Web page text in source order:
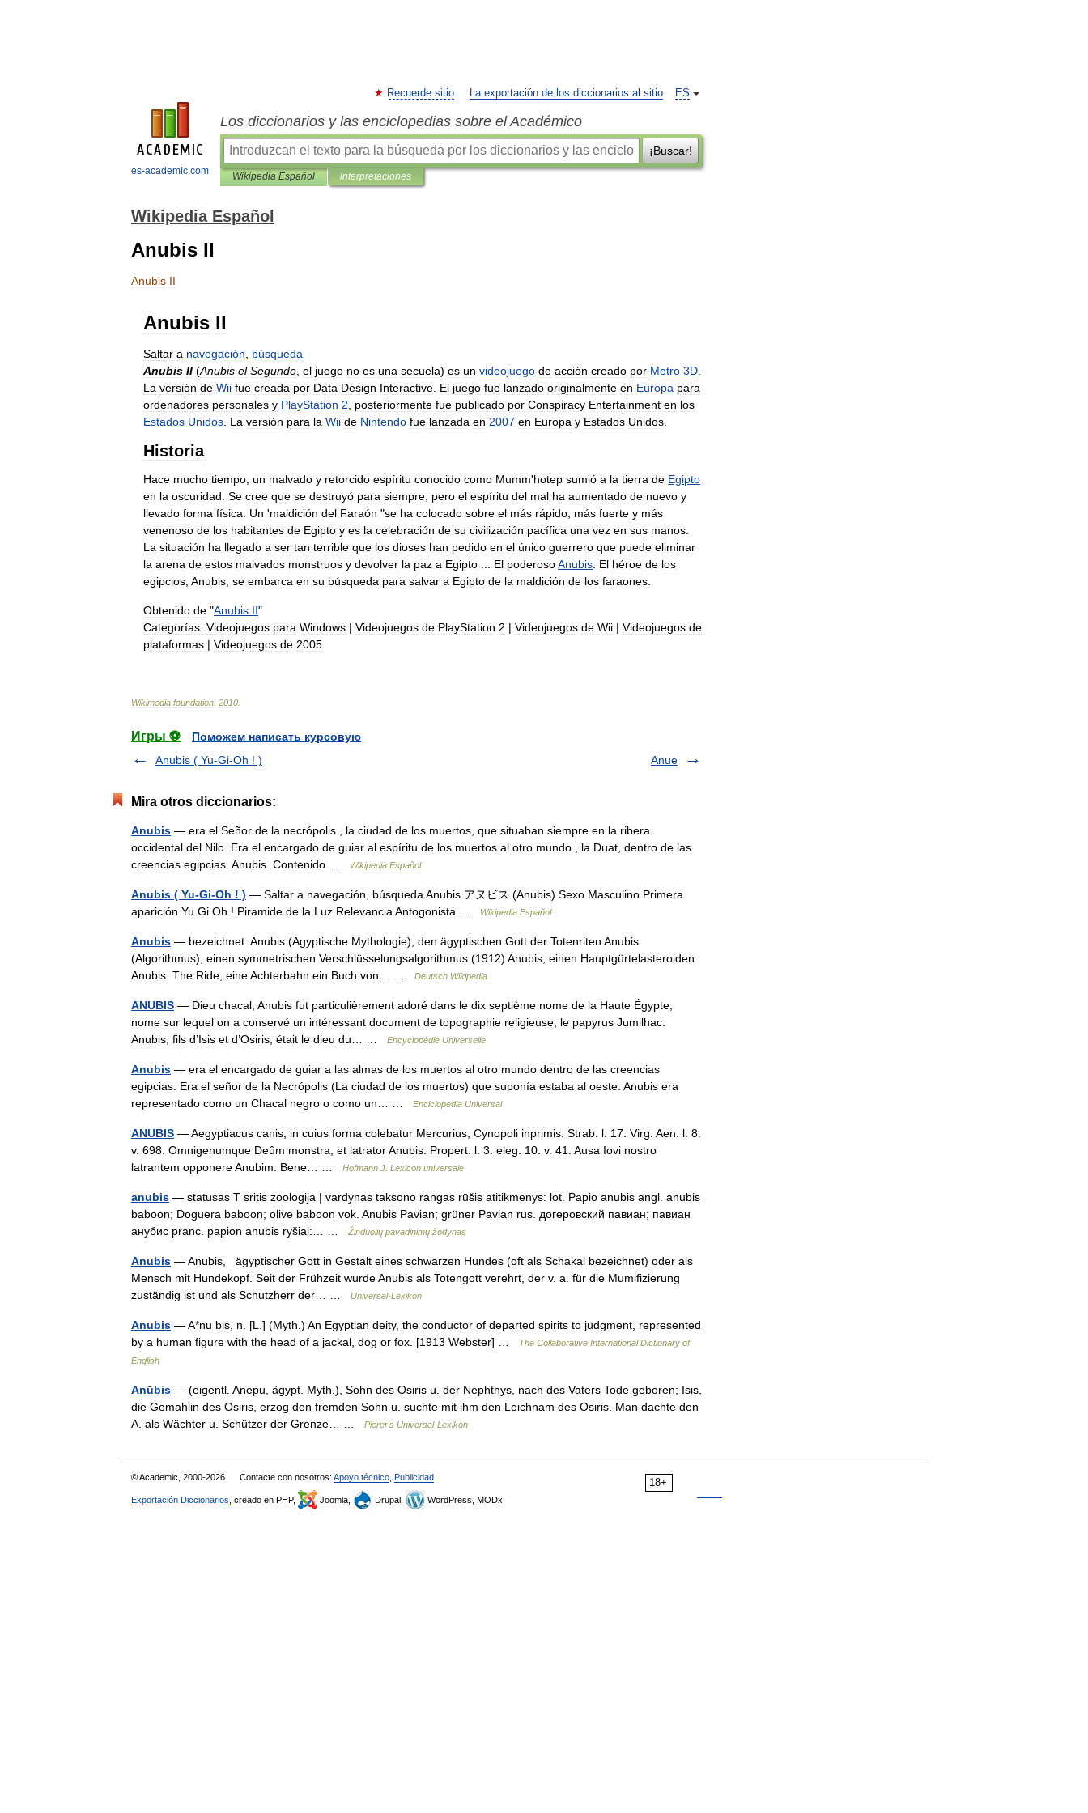
es-academic.com
ES
Recuerde sitio La exportación de los diccionarios al sitio
Los diccionarios y las enciclopedias sobre el Académico
¡Buscar!
Wikipedia Español interpretaciones
Wikipedia Español
Anubis II
Anubis II
Anubis II
Saltar a navegación
búsqueda
Anubis II (Anubis el Segundo el juego no es una secuela) es un videojuego de acción creado por Metro 3D
La versión de Wii fue creada por Data Design Interactive El juego fue lanzado originalmente en Europa para
ordenadores personales y PlayStation 2 posteriormente fue publicado por Conspiracy Entertainment en los
Estados Unidos La versión para la Wii de Nintendo fue lanzada en 2007 en Europa y Estados Unidos
Historia
Hace mucho tiempo un malvado y retorcido espíritu conocido como Mumm'hotep sumió a la tierra de Egipto
en la oscuridad Se cree que se destruyó para siempre pero el espíritu del mal ha aumentado de nuevo y
llevado forma física Un 'maldición del Faraón "se ha colocado sobre el más rápido más fuerte y más
venenoso de los habitantes de Egipto y es la celebración de su civilización pacífica una vez en sus manos
La situación ha llegado a ser tan terrible que los dioses han pedido en el único guerrero que puede eliminar
la arena de estos malvados monstruos y devolver la paz a Egipto El poderosoAnubis El héroe de los
egipcios Anubis se embarca en su búsqueda para salvar a Egipto de la maldición de los faraones
Obtenido de "Anubis II"
Categorías: Videojuegos para Windows | Videojuegos de PlayStation 2 | Videojuegos de Wii | Videojuegos de
plataformas | Videojuegos de 2005
Wikimedia foundation 2010
Игры ⚽
Поможем написать курсовую
Anubis ( Yu-Gi-Oh ! )
Anue
Mira otros diccionarios:
Anubis — era el Señor de la necrópolis , la ciudad de los muertos, que situaban siempre en la ribera
occidental del Nilo. Era el encargado de guiar al espíritu de los muertos al otro mundo , la Duat, dentro de las
creencias egipcias. Anubis. Contenido …
Wikipedia Español
Anubis ( Yu-Gi-Oh ! ) — Saltar a navegación, búsqueda Anubis アヌビス (Anubis) Sexo Masculino Primera
aparición Yu Gi Oh ! Piramide de la Luz Relevancia Antogonista …
Wikipedia Español
Anubis — bezeichnet: Anubis (Ägyptische Mythologie), den ägyptischen Gott der Totenriten Anubis
(Algorithmus), einen symmetrischen Verschlüsselungsalgorithmus (1912) Anubis, einen Hauptgürtelasteroiden
Anubis: The Ride, eine Achterbahn ein Buch von… …
Deutsch Wikipedia
ANUBIS — Dieu chacal, Anubis fut particulièrement adoré dans le dix septième nome de la Haute Égypte,
nome sur lequel on a conservé un intéressant document de topographie religieuse, le papyrus Jumilhac.
Anubis, fils d’Isis et d’Osiris, était le dieu du… …
Encyclopédie Universelle
Anubis — era el encargado de guiar a las almas de los muertos al otro mundo dentro de las creencias
egipcias. Era el señor de la Necrópolis (La ciudad de los muertos) que suponía estaba al oeste. Anubis era
representado como un Chacal negro o como un… …
Enciclopedia Universal
ANUBIS — Aegyptiacus canis, in cuius forma colebatur Mercurius, Cynopoli inprimis. Strab. l. 17. Virg. Aen. l. 8.
v. 698. Omnigenumque Deûm monstra, et latrator Anubis. Propert. l. 3. eleg. 10. v. 41. Ausa Iovi nostro
latrantem opponere Anubim. Bene… …
Hofmann J. Lexicon universale
anubis — statusas T sritis zoologija | vardynas taksono rangas rūšis atitikmenys: lot. Papio anubis angl. anubis
baboon; Doguera baboon; olive baboon vok. Anubis Pavian; grüner Pavian rus. догеровский павиан; павиан
анубис pranc. papion anubis ryšiai:… …
Žinduolių pavadinimų žodynas
Anubis — Anubis, ägyptischer Gott in Gestalt eines schwarzen Hundes (oft als Schakal bezeichnet) oder als
Mensch mit Hundekopf. Seit der Frühzeit wurde Anubis als Totengott verehrt, der v. a. für die Mumifizierung
zuständig ist und als Schutzherr der… …
Universal-Lexikon
Anubis — A*nu bis, n. [L.] (Myth.) An Egyptian deity, the conductor of departed spirits to judgment, represented
by a human figure with the head of a jackal, dog or fox. [1913 Webster] …
The Collaborative International Dictionary of
English
Anūbis — (eigentl. Anepu, ägypt. Myth.), Sohn des Osiris u. der Nephthys, nach des Vaters Tode geboren; Isis,
die Gemahlin des Osiris, erzog den fremden Sohn u. suchte mit ihm den Leichnam des Osiris. Man dachte den
A. als Wächter u. Schützer der Grenze… …
Pierer's Universal-Lexikon
18+
© Academic, 2000-2026 Contacte con nosotros: Apoyo técnico Publicidad
Exportación Diccionarios , creado en PHP, Joomla, Drupal, WordPress, MODx.